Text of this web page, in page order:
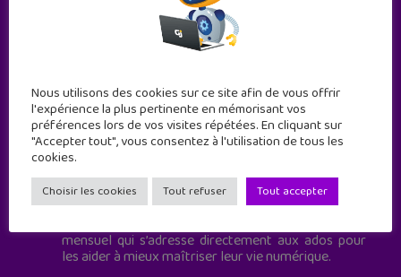
Geek Junior est le premier site de culture numérique
à destination des adolescents.
mensuel qui s’adresse directement aux ados pour
les aider à mieux maîtriser leur vie numérique.
Nous utilisons des cookies sur ce site afin de vous offrir
l'expérience la plus pertinente en mémorisant vos
préférences lors de vos visites répétées. En cliquant sur
"Accepter tout", vous consentez à l'utilisation de tous les
cookies.
Choisir les cookies Tout refuser Tout accepter